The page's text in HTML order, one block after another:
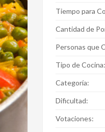
Tiempo para
Cantidad de
Personas que
Tipo de Cocina:
Categoría:
Dificultad:
Votaciones: